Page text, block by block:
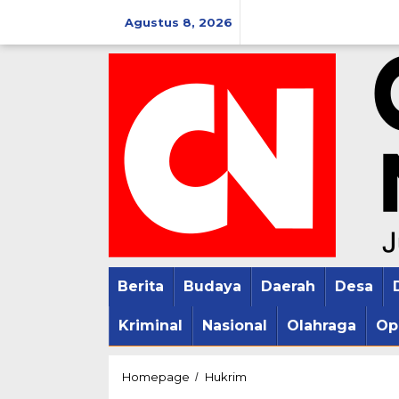
konten
Agustus 8, 2026
Berita Budaya Daerah Desa
Kriminal Nasional Olahraga
Homepage / Hukrim